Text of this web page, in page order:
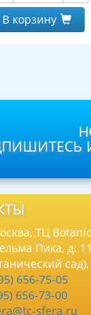
В корзину
ТЦ
Пика, д. 11
656-75-05
656-73-00
sfera.ru